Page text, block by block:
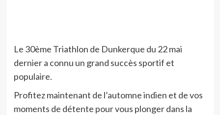
Le 30ème Triathlon de Dunkerque du 22 mai
dernier a connu un grand succès sportif et
populaire.
Profitez maintenant de l’automne indien et de vos
moments de détente pour vous plonger dans la